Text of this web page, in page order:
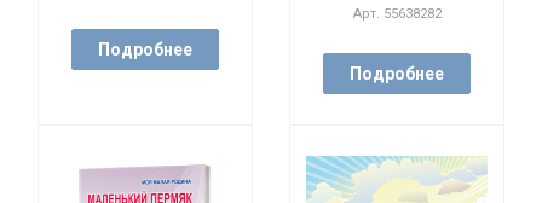
Подробнее
Арт. 55638282
Подробнее